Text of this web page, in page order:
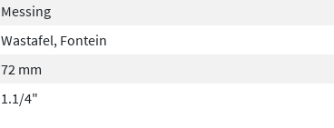
Messing
Wastafel, Fontein
72 mm
1.1/4"